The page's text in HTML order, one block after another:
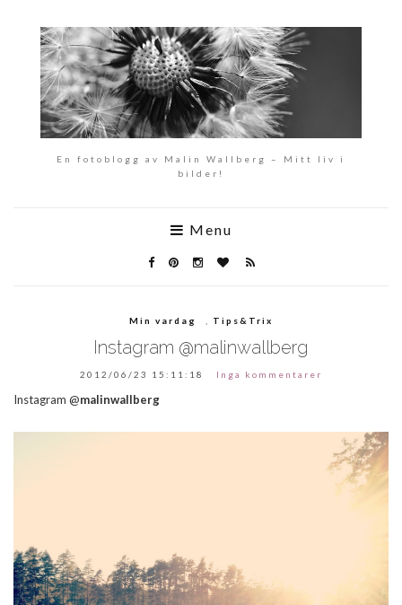
En fotoblogg av Malin Wallberg – Mitt liv i
bilder!
Menu
Min vardag Tips&Trix
Instagram @malinwallberg
2012/06/23 15:11:18 Inga kommentarer
Instagram @malinwallberg